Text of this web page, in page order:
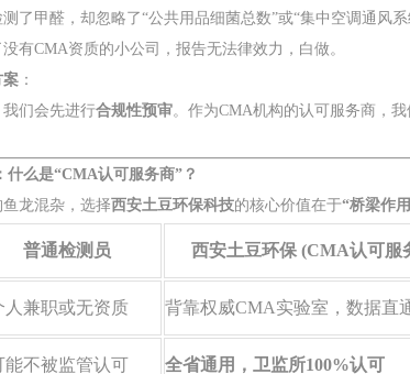
测了甲醛，却忽略了“公共用品细菌总数”或“集中空调通风系
没有CMA资质的小公司，报告无法律效力，白做。
案 ：
们会先进行合规性预审。作为CMA机构的认可服务商，
什么是“CMA认可服务商”？
龙混杂，选择西安土豆环保科技的核心价值在于“桥梁作
普通检测员 西安土豆环保 (CMA认可服
人兼职或无资质 背靠权威CMA实验室，数据直
能不被监管认可 全省通用，卫监所100%认可